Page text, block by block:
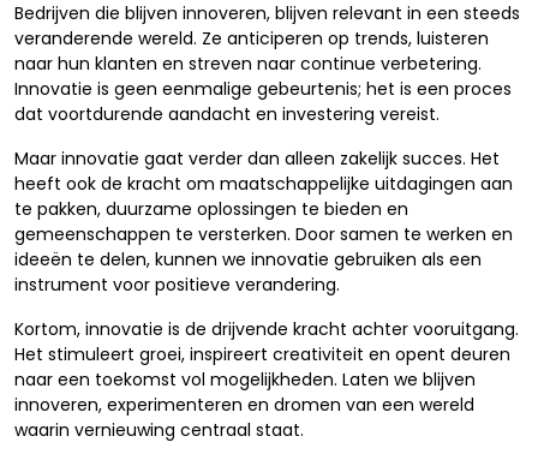
Bedrijven die blijven innoveren, blijven relevant in een steeds
veranderende wereld. Ze anticiperen op trends, luisteren
naar hun klanten en streven naar continue verbetering.
Innovatie is geen eenmalige gebeurtenis; het is een proces
dat voortdurende aandacht en investering vereist.
Maar innovatie gaat verder dan alleen zakelijk succes. Het
heeft ook de kracht om maatschappelijke uitdagingen aan
te pakken, duurzame oplossingen te bieden en
gemeenschappen te versterken. Door samen te werken en
ideeën te delen, kunnen we innovatie gebruiken als een
instrument voor positieve verandering.
Kortom, innovatie is de drijvende kracht achter vooruitgang.
Het stimuleert groei, inspireert creativiteit en opent deuren
naar een toekomst vol mogelijkheden. Laten we blijven
innoveren, experimenteren en dromen van een wereld
waarin vernieuwing centraal staat.